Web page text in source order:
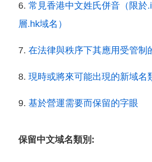
常見香港中文姓氏併音（限於
層.hk域名）
在法律與秩序下其應用受管制
現時或將來可能出現的新域名
基於營運需要而保留的字眼
保留中文域名類別: